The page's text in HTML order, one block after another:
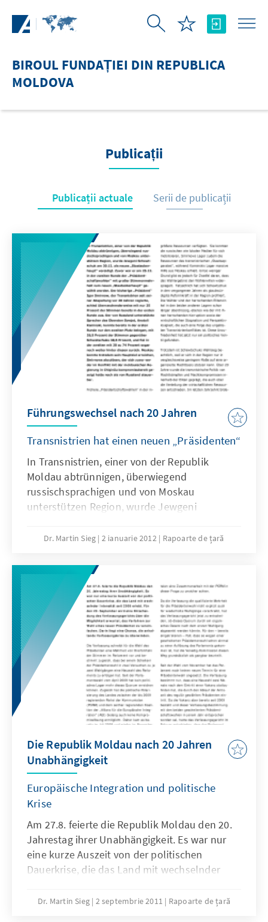
BIROUL FUNDAȚIEI DIN REPUBLICA
MOLDOVA
Publicații
Publicații actuale Serii de publicații
Führungswechsel nach 20 Jahren
Transnistrien hat einen neuen „Präsidenten“
In Transnistrien, einer von der Republik
Moldau abtrünnigen, überwiegend
russischsprachigen und von Moskau
unterstützen Region, wurde Jewgeni
„Staatsoberhaupt“ vereidigt. Zuvor war er am
„Präsidentschaftswahlen“ mit großer
Stimmenmehrheit zum neuen
„Staatsoberhaupt“ gewählt worden. Der
bisherige „Präsident“ Igor Smirnow, der
Transnistrien seit seiner Abspaltung vor 20
Jahren regierte, schied überraschenderweise
mit nur 25 Prozent der Stimmen bereits in der
ersten Runde aus.
Dr. Martin Sieg 2 ianuarie 2012 Rapoarte de țară
Die Republik Moldau nach 20 Jahren
Unabhängigkeit
Europäische Integration und politische
Krise
Am 27.8. feierte die Republik Moldau den 20.
Jahrestag ihrer Unabhängigkeit. Es war nur
eine kurze Auszeit von der politischen
Dauerkrise, die das Land mit wechselnder
September wird eine Entscheidung des
Dr. Martin Sieg 2 septembrie 2011 Rapoarte de țară